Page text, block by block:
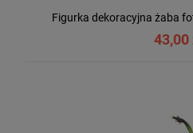
Figurka dekoracyjna żaba
43,00